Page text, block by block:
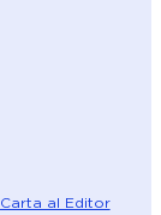
Carta al Editor